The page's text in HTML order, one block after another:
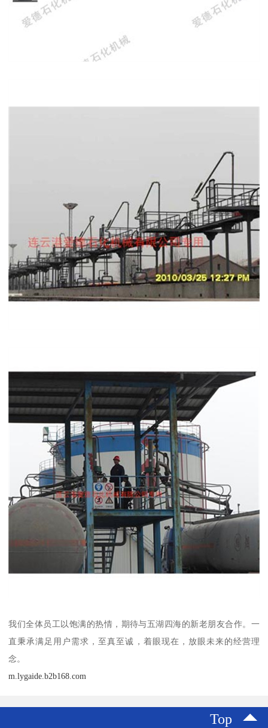
我们全体员工以饱满的热情，期待与五湖四海的新老朋友合作。一
直秉承满足用户需求，至真至诚，着眼现在，放眼未来的经营理
念。
m.lygaide.b2b168.com
Top